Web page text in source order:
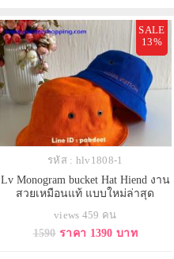
SALE
13%
รหัส : hlv1808-1
Lv Monogram bucket Hat Hiend งาน
สวยเหมือนแท้ แบบใหม่ล่าสุด
views 459 คน
1590 ราคา 1390 บาท